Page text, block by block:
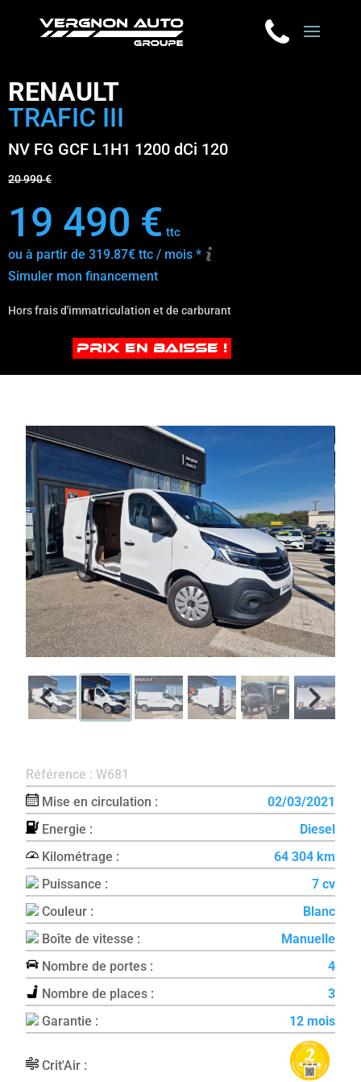
RENAULT
TRAFIC III
NV FG GCF L1H1 1200 dCi 120
20 990 €
19 490 € ttc
ou à partir de 319.87€ ttc / mois *
Simuler mon financement
Hors frais d'immatriculation et de carburant
PRIX EN BAISSE !
Référence : W681
Mise en circulation :
02/03/2021
Energie :
Diesel
Kilométrage :
64 304 km
Puissance :
7 cv
Couleur :
Blanc
Boîte de vitesse :
Manuelle
Nombre de portes :
4
Nombre de places :
3
Garantie :
12 mois
Crit'Air :